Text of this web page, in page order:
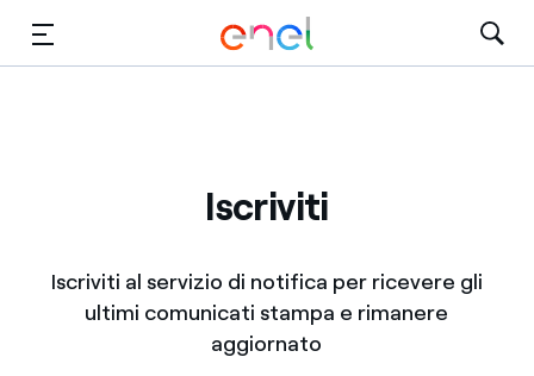
Iscriviti
Iscriviti al servizio di notifica per ricevere gli
ultimi comunicati stampa e rimanere
aggiornato